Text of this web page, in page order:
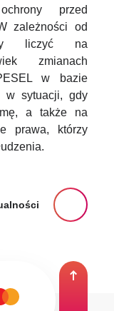
przed
zależności od
liczyć na
zmianach
w bazie
w sytuacji, gdy
a także na
prawa, którzy